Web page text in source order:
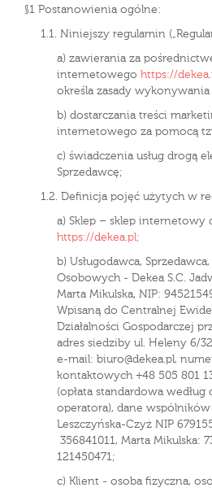
§1 Postanowienia ogólne:
1.1. Niniejszy regulamin
a) zawierania za
internetowego https://
określa zasady
b) dostarczania treści
internetowego za pomocą
c) świadczenia usług drogą
Sprzedawcę;
1.2. Definicja pojęć użytych w
a) Sklep – sklep internetowy
https://dekea.pl;
b) Usługodawca,
Osobowych - Dekea S.C.
Marta Mikulska, NIP:
Wpisaną do Centralnej
Działalności Gospodarczej
adres siedziby ul. Heleny 6/
e-mail: biuro@dekea.pl,
kontaktowych +48 505 801
(opłata standardowa według
operatora), dane wspólników
Leszczyńska-Czyż NIP
356841011, Marta Mikulska:
121450471;
c) Klient - osoba fizyczna,